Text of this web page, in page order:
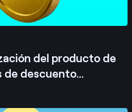
del producto de
de descuento